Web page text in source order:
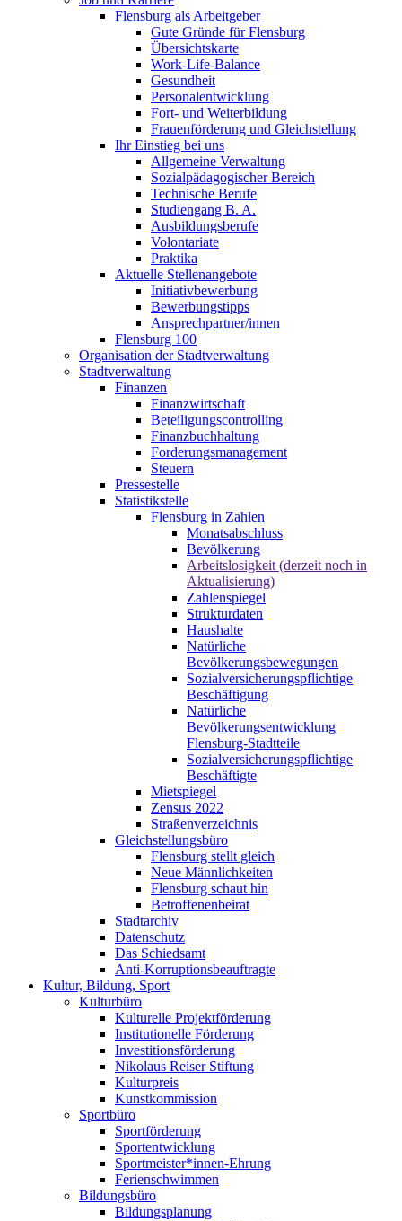
Flensburg als Arbeitgeber
Gute Gründe für Flensburg
Übersichtskarte
Work-Life-Balance
Gesundheit
Personalentwicklung
Fort- und Weiterbildung
Frauenförderung und Gleichstellung
Ihr Einstieg bei uns
Allgemeine Verwaltung
Sozialpädagogischer Bereich
Technische Berufe
Studiengang B. A.
Ausbildungsberufe
Volontariate
Praktika
Aktuelle Stellenangebote
Initiativbewerbung
Bewerbungstipps
Ansprechpartner/innen
Flensburg 100
Organisation der Stadtverwaltung
Stadtverwaltung
Finanzen
Finanzwirtschaft
Beteiligungscontrolling
Finanzbuchhaltung
Forderungsmanagement
Steuern
Pressestelle
Statistikstelle
Flensburg in Zahlen
Monatsabschluss
Bevölkerung
Arbeitslosigkeit (derzeit noch in
Aktualisierung)
Zahlenspiegel
Strukturdaten
Haushalte
Natürliche
Bevölkerungsbewegungen
Sozialversicherungspflichtige
Beschäftigung
Natürliche
Bevölkerungsentwicklung
Flensburg-Stadtteile
Sozialversicherungspflichtige
Beschäftigte
Mietspiegel
Zensus 2022
Straßenverzeichnis
Gleichstellungsbüro
Flensburg stellt gleich
Neue Männlichkeiten
Flensburg schaut hin
Betroffenenbeirat
Stadtarchiv
Datenschutz
Das Schiedsamt
Anti-Korruptionsbeauftragte
Kultur, Bildung, Sport
Kulturbüro
Kulturelle Projektförderung
Institutionelle Förderung
Investitionsförderung
Nikolaus Reiser Stiftung
Kulturpreis
Kunstkommission
Sportbüro
Sportförderung
Sportentwicklung
Sportmeister*innen-Ehrung
Ferienschwimmen
Bildungsbüro
Bildungsplanung